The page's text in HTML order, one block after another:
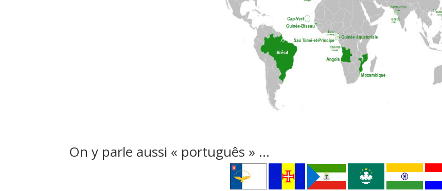
On y parle aussi « português » …